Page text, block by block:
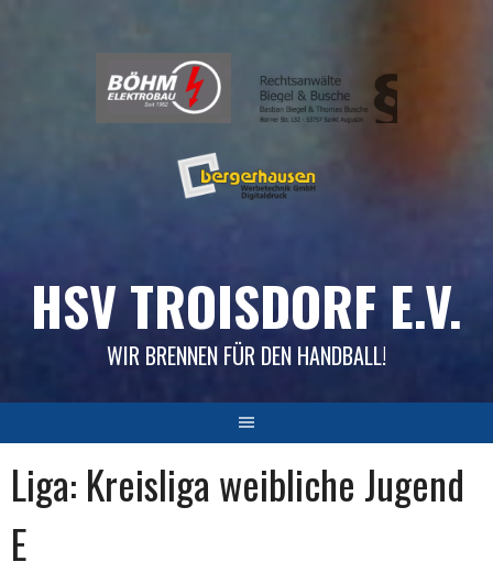
HSV TROISDORF E.V.
WIR BRENNEN FÜR DEN HANDBALL!
Liga: Kreisliga weibliche Jugend
E